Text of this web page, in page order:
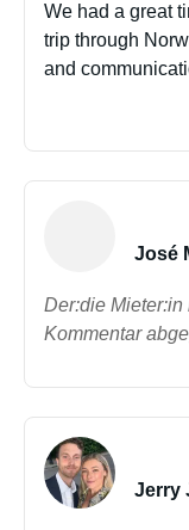
We had a great
trip through
and
José
Der:die
Kommentar
Jerry